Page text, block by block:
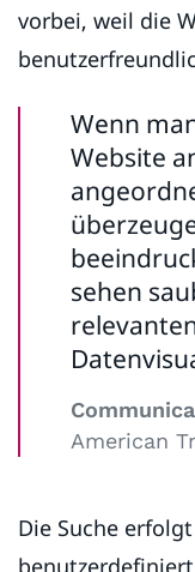
vorbei, weil die
Wenn
Website
sehen
American
Die Suche